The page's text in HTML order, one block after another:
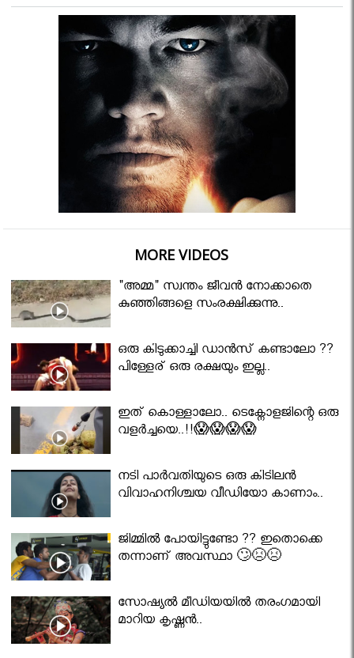
MORE VIDEOS
"അമ്മ" സ്വന്തം ജീവൻ നോക്കാതെ
കുഞ്ഞിങ്ങളെ സംരക്ഷിക്കുന്നു..
ഒരു കിടുക്കാച്ചി ഡാൻസ് കണ്ടാലോ ??
പിള്ളേര് ഒരു രക്ഷയും ഇല്ല..
ഇത് കൊള്ളാലോ.. ടെക്നോളജിന്റെ ഒരു
വളർച്ചയെ..!!😱😱😱😱
നടി പാർവതിയുടെ ഒരു കിടിലൻ
വിവാഹനിശ്ചയ വീഡിയോ കാണാം..
ജിമ്മിൽ പോയിട്ടുണ്ടോ ?? ഇതൊക്കെ
തന്നാണ് അവസ്ഥാ 🙄😣😣
സോഷ്യൽ മീഡിയയിൽ തരംഗമായി
മാറിയ കൃഷ്ണൻ..